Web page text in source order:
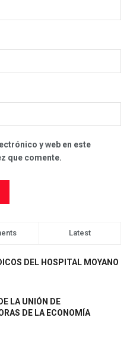
y web en este
que comente.
Latest
DEL HOSPITAL MOYANO
LA UNIÓN DE
DE LA ECONOMÍA